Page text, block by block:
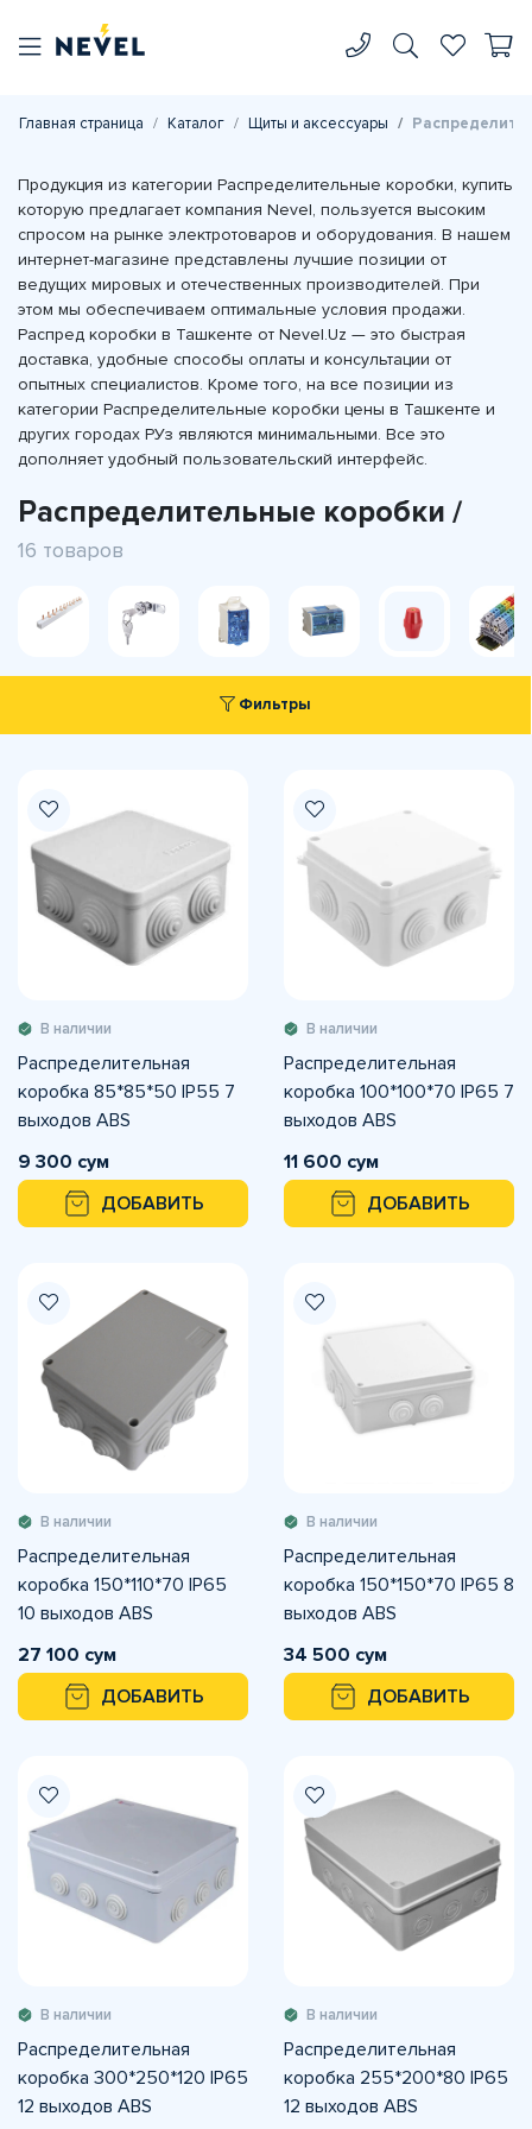
Главная страница Каталог Щиты и аксессуары
Продукция из категории Распределительные коробки, купить
которую предлагает компания Nevel, пользуется высоким
спросом на рынке электротоваров и оборудования. В нашем
интернет-магазине представлены лучшие позиции от
ведущих мировых и отечественных производителей. При
этом мы обеспечиваем оптимальные условия продажи.
Распред коробки в Ташкенте от Nevel.Uz — это быстрая
доставка, удобные способы оплаты и консультации от
опытных специалистов. Кроме того, на все позиции из
категории Распределительные коробки цены в Ташкенте и
других городах РУз являются минимальными. Все это
дополняет удобный пользовательский интерфейс.
Распределительные коробки /
16 товаров
Фильтры
В наличии
Распределительная
коробка 85*85*50 IP55 7
выходов ABS
9 300 сум
ДОБАВИТЬ
В наличии
Распределительная
коробка 100*100*70 IP65 7
выходов ABS
11 600 сум
ДОБАВИТЬ
В наличии
Распределительная
коробка 150*110*70 IP65
10 выходов ABS
27 100 сум
ДОБАВИТЬ
В наличии
Распределительная
коробка 150*150*70 IP65 8
выходов ABS
34 500 сум
ДОБАВИТЬ
В наличии
Распределительная
коробка 300*250*120 IP65
12 выходов ABS
В наличии
Распределительная
коробка 255*200*80 IP65
12 выходов ABS